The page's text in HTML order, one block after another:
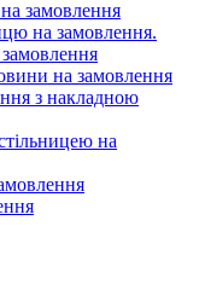
замовлення
на замовлення.
замовлення
на замовлення
з накладною
на